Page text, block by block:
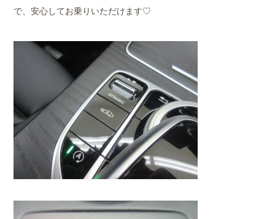
で、安心してお乗りいただけます♡